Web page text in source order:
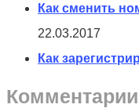
Как сменить
22.03.2017
Как
Комментарии